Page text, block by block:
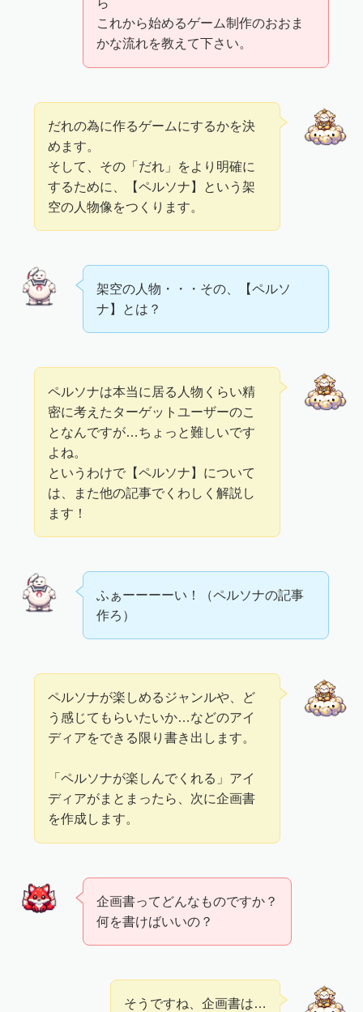
これから始めるゲーム制作のおおま
かな流れを教えて下さい。
だれの為に作るゲームにするかを決
めます。
そして、その「だれ」をより明確に
するために、【ペルソナ】という架
空の人物像をつくります。
架空の人物・・・その、【ペルソ
ナ】とは？
ペルソナは本当に居る人物くらい精
密に考えたターゲットユーザーのこ
となんですが…ちょっと難しいです
よね。
というわけで【ペルソナ】について
は、また他の記事でくわしく解説し
ます！
ふぁーーーーい！（ペルソナの記事
作ろ）
ペルソナが楽しめるジャンルや、ど
う感じてもらいたいか…などのアイ
ディアをできる限り書き出します。
「ペルソナが楽しんでくれる」アイ
ディアがまとまったら、次に企画書
を作成します。
企画書ってどんなものですか？
何を書けばいいの？
そうですね、企画書は…